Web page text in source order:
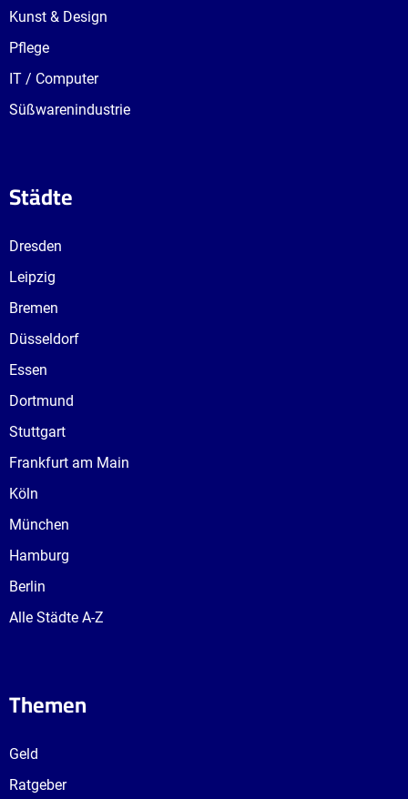
Kunst & Design
Pflege
IT / Computer
Süßwarenindustrie
Städte
Dresden
Leipzig
Bremen
Düsseldorf
Essen
Dortmund
Stuttgart
Frankfurt am Main
Köln
München
Hamburg
Berlin
Alle Städte A-Z
Themen
Geld
Ratgeber